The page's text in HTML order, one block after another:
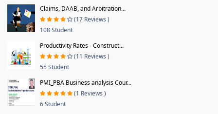
Claims, DAAB, and Arbitration...
(17 Reviews )
108 Student
Productivity Rates - Construct...
(11 Reviews )
55 Student
PMI_PBA Business analysis Cour...
(1 Reviews )
6 Student